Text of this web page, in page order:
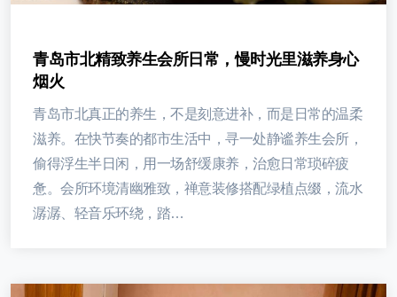
青岛市北精致养生会所日常，慢时光里滋养身心
烟火
青岛市北真正的养生，不是刻意进补，而是日常的温柔
滋养。在快节奏的都市生活中，寻一处静谧养生会所，
偷得浮生半日闲，用一场舒缓康养，治愈日常琐碎疲
惫。会所环境清幽雅致，禅意装修搭配绿植点缀，流水
潺潺、轻音乐环绕，踏…